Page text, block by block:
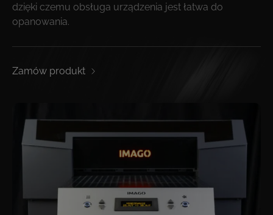
dzięki czemu obsługa urządzenia jest łatwa do
opanowania.
Zamów produkt